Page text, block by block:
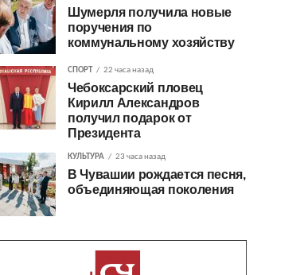
Шумерля получила новые
поручения по
коммунальному хозяйству
СПОРТ 22 часа назад
Чебоксарский пловец
Кирилл Александров
получил подарок от
Президента
КУЛЬТУРА 23 часа назад
В Чувашии рождается песня,
объединяющая поколения